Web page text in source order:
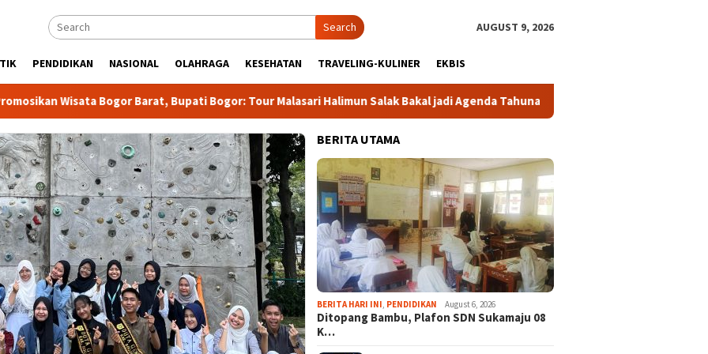
Search AUGUST 9, 2026
PENDIDIKAN NASIONAL OLAHRAGA KESEHATAN TRAVELING-KULINER EKBIS
Wisata Bogor Barat, Bupati Bogor: Tour Malasari Halimun Salak Bakal jadi Agenda Tahunan Gabpeknas Dukung Ridwan
BERITA UTAMA
BERITA HARI INI PENDIDIKAN August 6, 2026
Ditopang Bambu, Plafon SDN Sukamaju 08
K…